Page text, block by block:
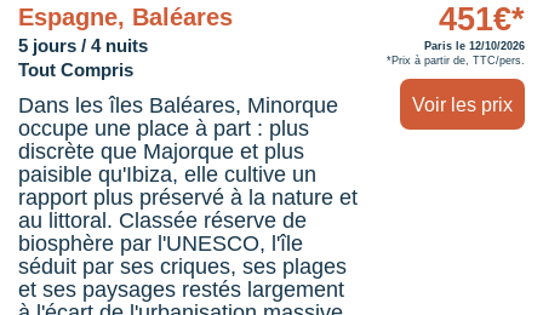
Espagne, Baléares
5 jours / 4 nuits
Tout Compris
Dans les îles Baléares, Minorque
occupe une place à part : plus
discrète que Majorque et plus
paisible qu'Ibiza, elle cultive un
rapport plus préservé à la nature et
au littoral. Classée réserve de
biosphère par l'UNESCO, l'île
séduit par ses criques, ses plages
et ses paysages restés largement
451€*
Paris le 12/10/2026
*Prix à partir de, TTC/pers.
Voir les prix